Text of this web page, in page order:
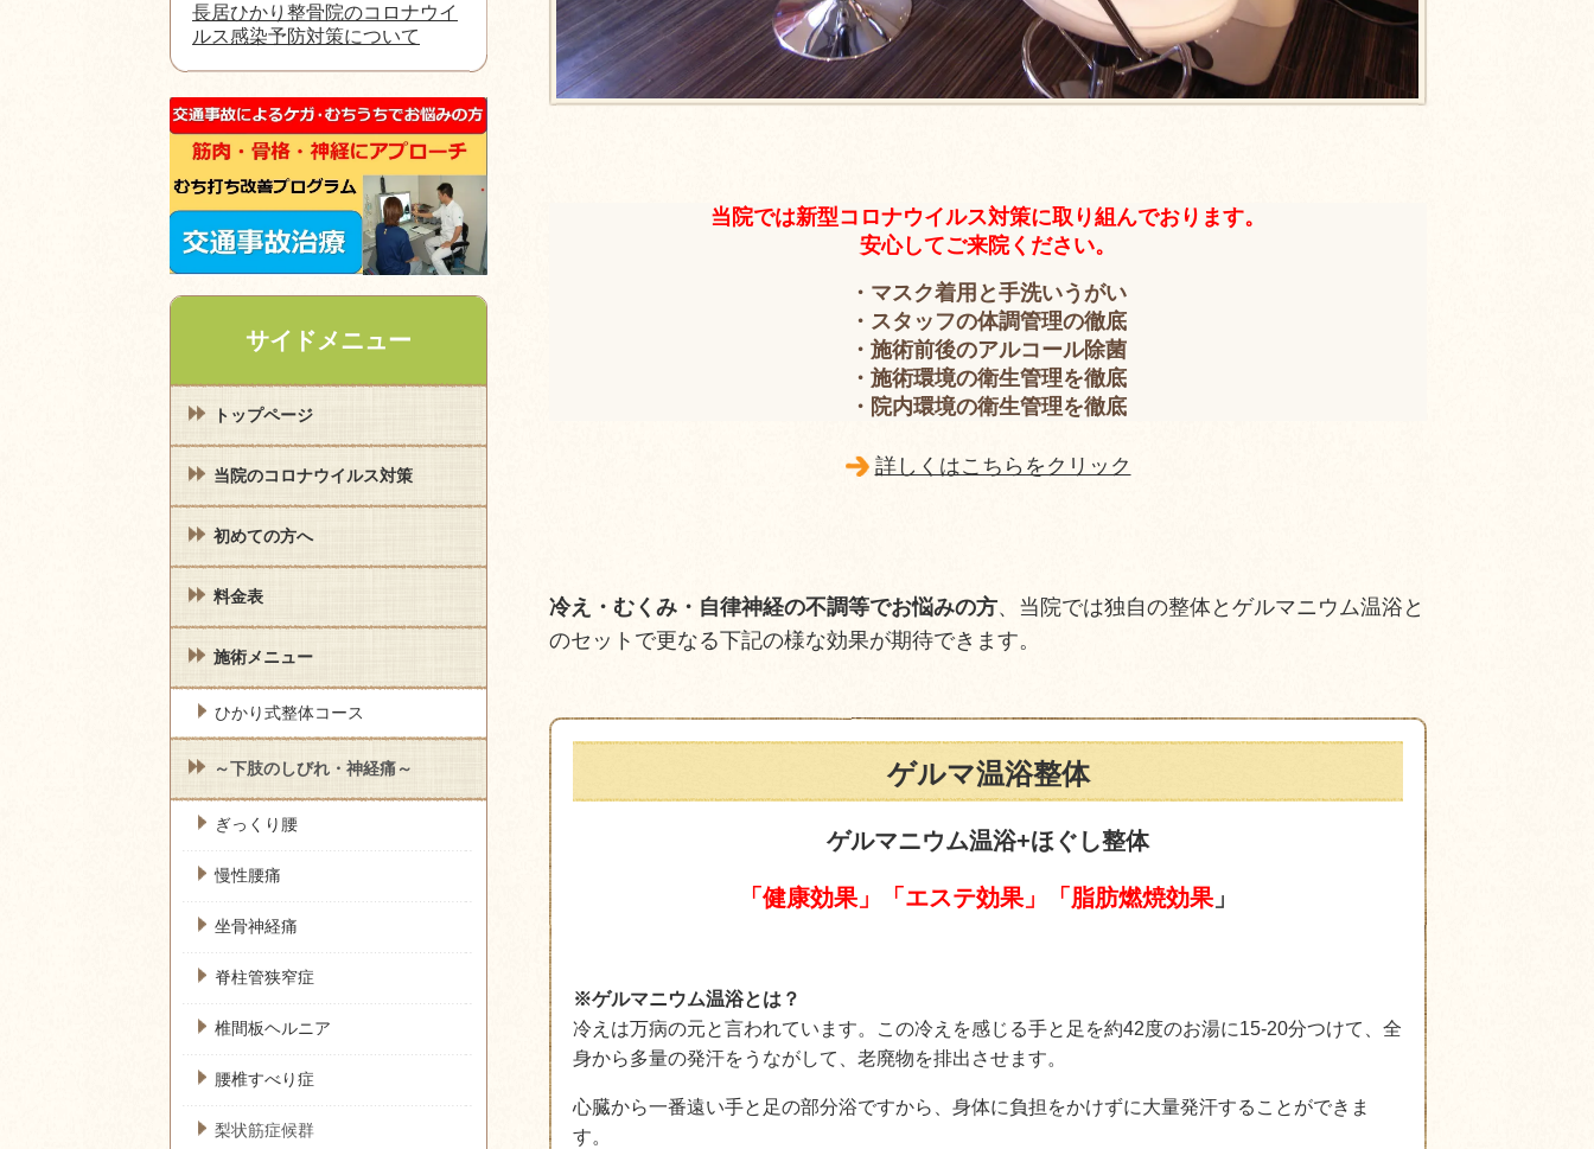
当院では新型コロナウイルス対策に取り組んでおります。
安心してご来院ください。
・マスク着用と手洗いうがい
・スタッフの体調管理の徹底
・施術前後のアルコール除菌
・施術環境の衛生管理を徹底
・院内環境の衛生管理を徹底
詳しくはこちらをクリック
冷え・むくみ・自律神経の不調等でお悩みの方、当院では独自の整体とゲルマニウム温浴と
のセットで更なる下記の様な効果が期待できます。
ゲルマ温浴整体
ゲルマニウム温浴+ほぐし整体
「健康効果」「エステ効果」「脂肪燃焼効果」
※ゲルマニウム温浴とは？
冷えは万病の元と言われています。この冷えを感じる手と足を約42度のお湯に15-20分つけて、全
身から多量の発汗をうながして、老廃物を排出させます。
心臓から一番遠い手と足の部分浴ですから、身体に負担をかけずに大量発汗することができま
す。
長居ひかり整骨院のコロナウイ
ルス感染予防対策について
サイドメニュー
トップページ
当院のコロナウイルス対策
初めての方へ
料金表
施術メニュー
ひかり式整体コース
～下肢のしびれ・神経痛～
ぎっくり腰
慢性腰痛
坐骨神経痛
脊柱管狭窄症
椎間板ヘルニア
腰椎すべり症
梨状筋症候群